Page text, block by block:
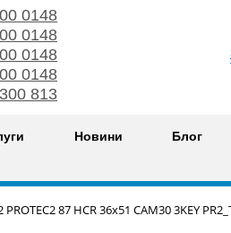
0148
0148
0148
0148
813
Новини Блог
87 HCR 36x51 CAM30 3KEY